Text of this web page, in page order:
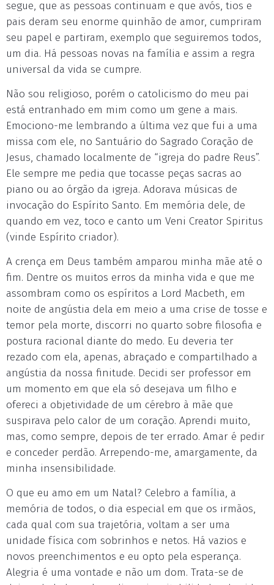
segue, que as pessoas continuam e que avós, tios e
pais deram seu enorme quinhão de amor, cumpriram
seu papel e partiram, exemplo que seguiremos todos,
um dia. Há pessoas novas na família e assim a regra
universal da vida se cumpre.
Não sou religioso, porém o catolicismo do meu pai
está entranhado em mim como um gene a mais.
Emociono-me lembrando a última vez que fui a uma
missa com ele, no Santuário do Sagrado Coração de
Jesus, chamado localmente de “igreja do padre Reus”.
Ele sempre me pedia que tocasse peças sacras ao
piano ou ao órgão da igreja. Adorava músicas de
invocação do Espírito Santo. Em memória dele, de
quando em vez, toco e canto um Veni Creator Spiritus
(vinde Espírito criador).
A crença em Deus também amparou minha mãe até o
fim. Dentre os muitos erros da minha vida e que me
assombram como os espíritos a Lord Macbeth, em
noite de angústia dela em meio a uma crise de tosse e
temor pela morte, discorri no quarto sobre filosofia e
postura racional diante do medo. Eu deveria ter
rezado com ela, apenas, abraçado e compartilhado a
angústia da nossa finitude. Decidi ser professor em
um momento em que ela só desejava um filho e
ofereci a objetividade de um cérebro à mãe que
suspirava pelo calor de um coração. Aprendi muito,
mas, como sempre, depois de ter errado. Amar é pedir
e conceder perdão. Arrependo-me, amargamente, da
minha insensibilidade.
O que eu amo em um Natal? Celebro a família, a
memória de todos, o dia especial em que os irmãos,
cada qual com sua trajetória, voltam a ser uma
unidade física com sobrinhos e netos. Há vazios e
novos preenchimentos e eu opto pela esperança.
Alegria é uma vontade e não um dom. Trata-se de